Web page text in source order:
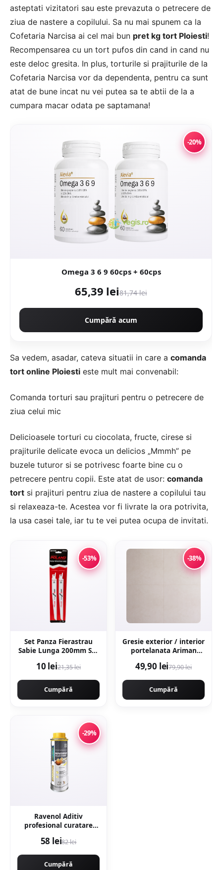
asteptati vizitatori sau este prevazuta o petrecere de
ziua de nastere a copilului. Sa nu mai spunem ca la
Cofetaria Narcisa ai cel mai bun pret kg tort Ploiesti!
Recompensarea cu un tort pufos din cand in cand nu
este deloc gresita. In plus, torturile si prajiturile de la
Cofetaria Narcisa vor da dependenta, pentru ca sunt
atat de bune incat nu vei putea sa te abtii de la a
cumpara macar odata pe saptamana!
-20%
Omega 3 6 9 60cps + 60cps
65,39 lei81,74 lei
Cumpără acum
Sa vedem, asadar, cateva situatii in care a comanda
tort online Ploiesti este mult mai convenabil:
Comanda torturi sau prajituri pentru o petrecere de
ziua celui mic
Delicioasele torturi cu ciocolata, fructe, cirese si
prajiturile delicate evoca un delicios „Mmmh” pe
buzele tuturor si se potrivesc foarte bine cu o
petrecere pentru copii. Este atat de usor: comanda
tort si prajituri pentru ziua de nastere a copilului tau
si relaxeaza-te. Acestea vor fi livrate la ora potrivita,
la usa casei tale, iar tu te vei putea ocupa de invitati.
-53%
Set Panza Fierastrau
Sabie Lunga 200mm Set
10 lei21,35 lei
Cumpără
-38%
Gresie exterior / interior
portelanata Ariman
rectificata aspect
49,90 lei79,90 lei
Cumpără
-29%
Ravenol Aditiv
profesional curatare
300ML
58 lei82 lei
Cumpără